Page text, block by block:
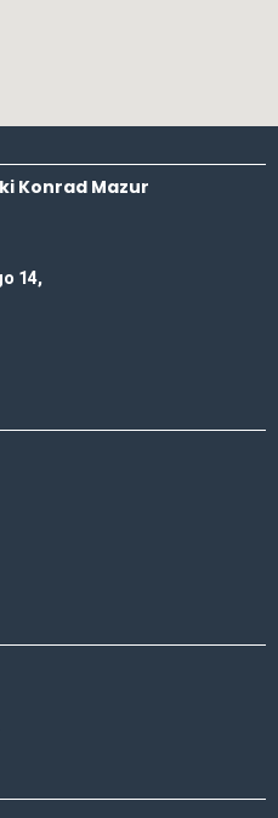
Konrad Mazur
14,